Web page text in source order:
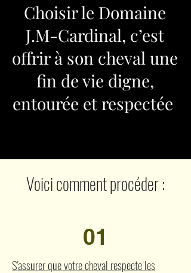
Choisir le Domaine
J.M-Cardinal, c’est
offrir à son cheval une
fin de vie digne,
entourée et respectée
Voici comment procéder :
01
S'assurer que votre cheval respecte les